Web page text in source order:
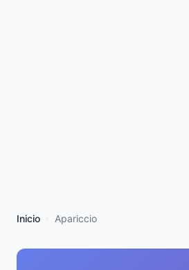
Inicio Apariccio